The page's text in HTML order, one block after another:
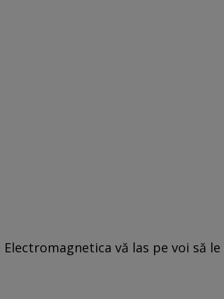
vă las pe voi să le